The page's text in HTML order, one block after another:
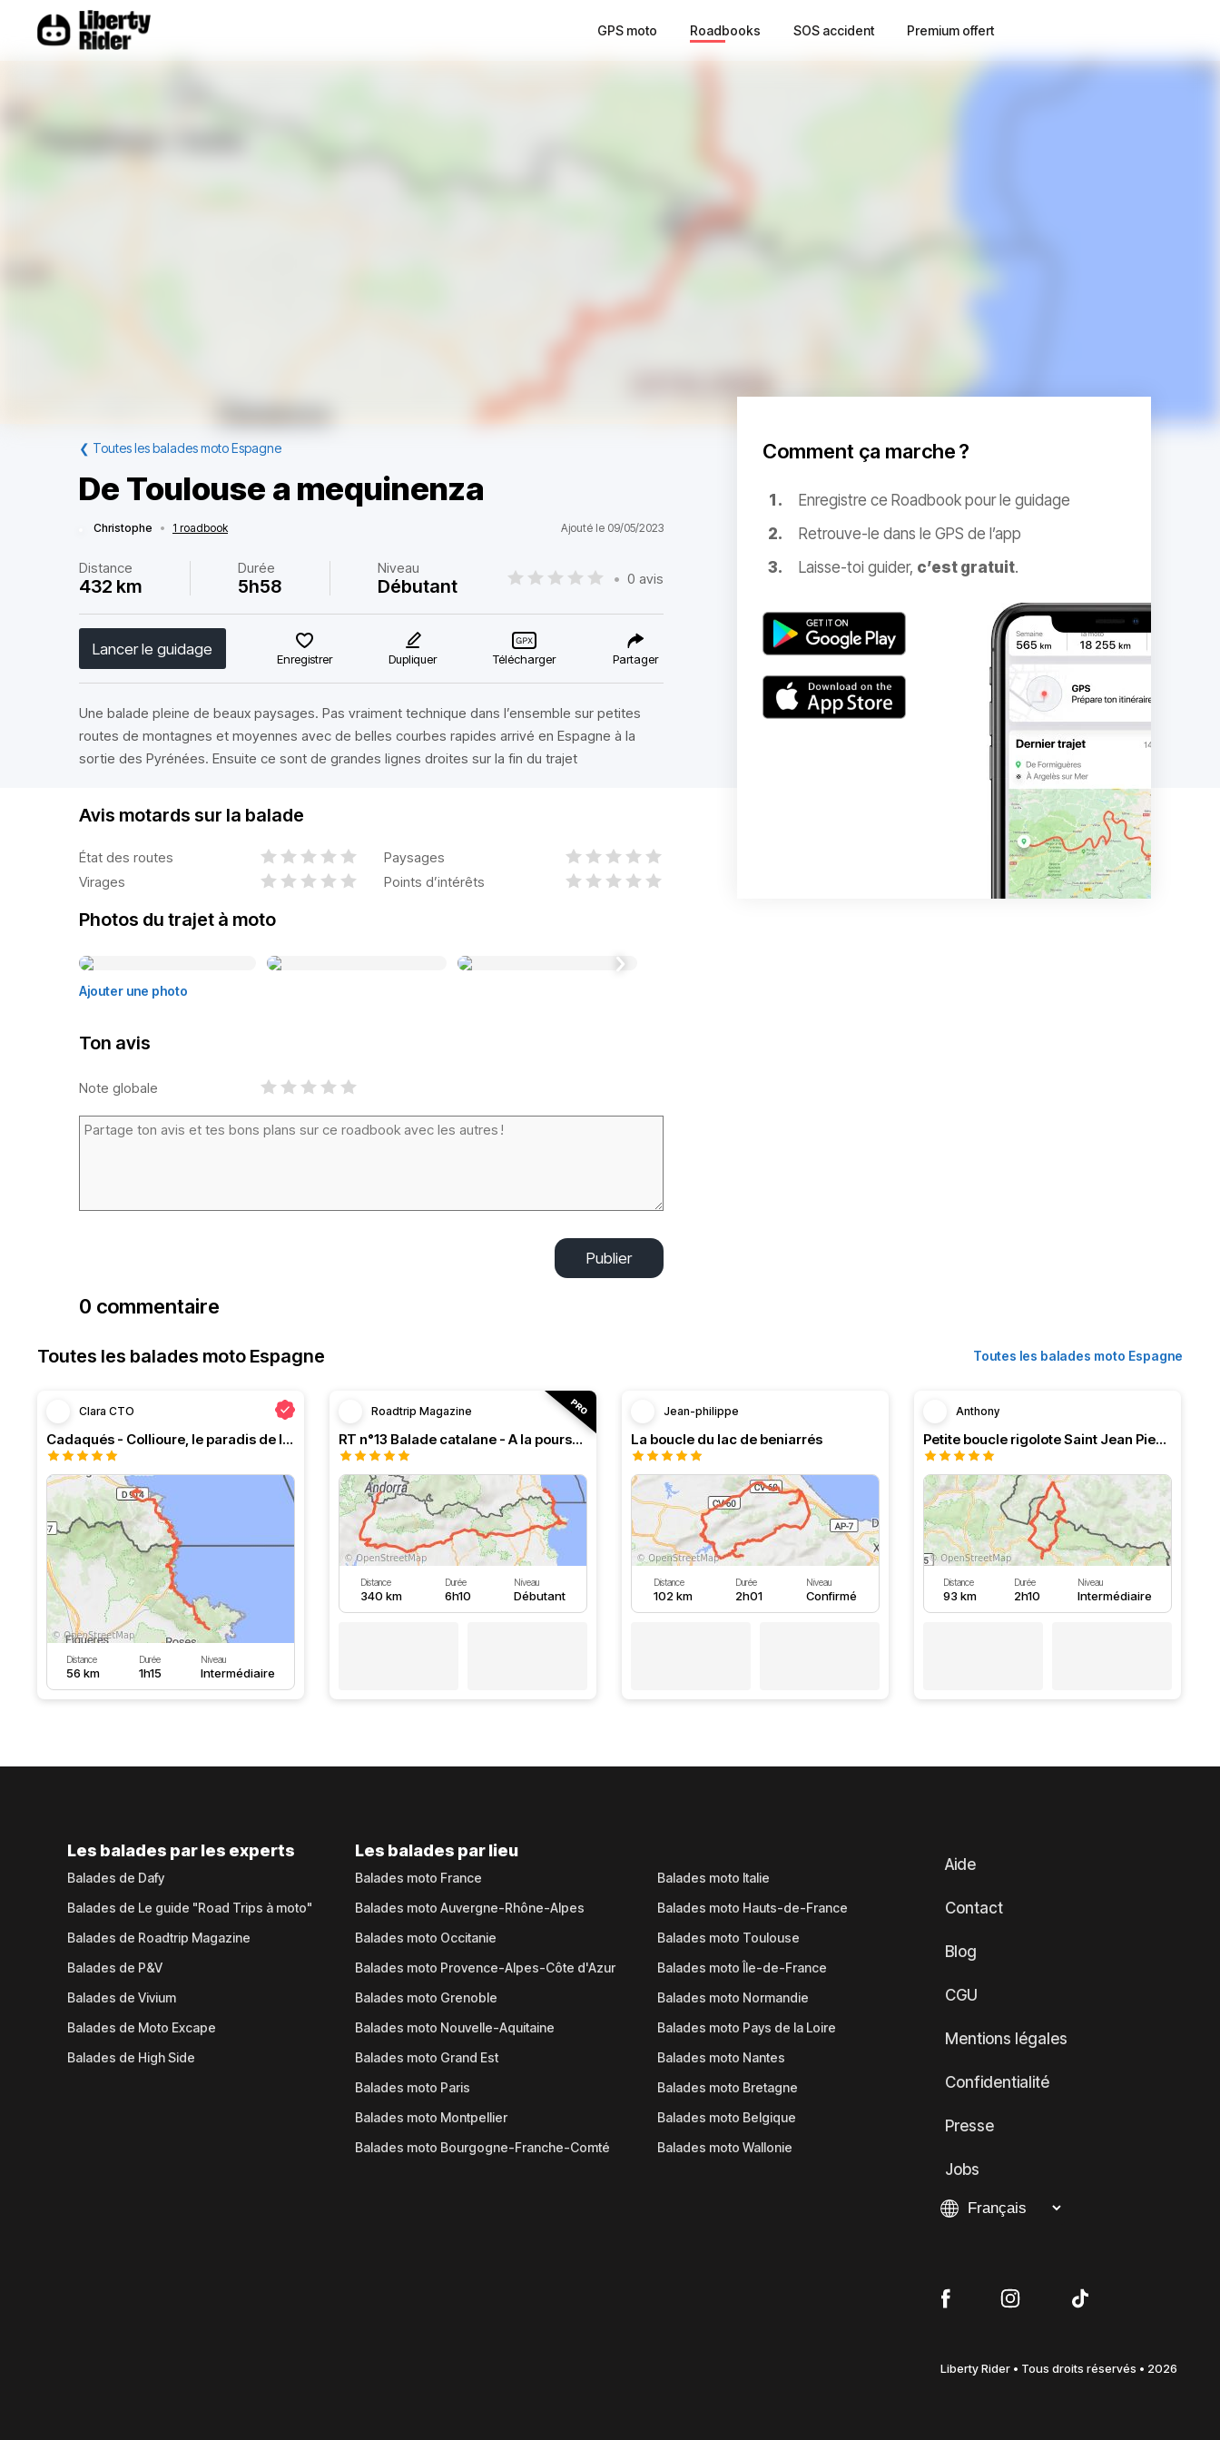
GPS moto Roadbooks SOS accident Premium offert
❮ Toutes les balades moto Espagne
De Toulouse a mequinenza
Christophe • 1 roadbook Ajouté le 09/05/2023
Distance
432 km
Durée
5h58
Niveau
Débutant • 0 avis
Lancer le guidage
Enregistrer Dupliquer Télécharger Partager
Une balade pleine de beaux paysages. Pas vraiment technique dans l’ensemble sur petites
routes de montagnes et moyennes avec de belles courbes rapides arrivé en Espagne à la
sortie des Pyrénées. Ensuite ce sont de grandes lignes droites sur la fin du trajet
Comment ça marche ?
Enregistre ce Roadbook pour le guidage
Retrouve-le dans le GPS de l’app
Laisse-toi guider, c’est gratuit.
Avis motards sur la balade
État des routes
Paysages
Virages
Points d’intérêts
Photos du trajet à moto
Ajouter une photo
Ton avis
Note globale
Publier
0 commentaire
Toutes les balades moto Espagne Toutes les balades moto Espagne
Clara CTO
Cadaqués - Collioure, le paradis de la moto
Distance
56 km
Durée
1h15
Niveau
Intermédiaire
Roadtrip Magazine
RT n°13 Balade catalane - A la poursuite de l’authentique
Distance
340 km
Durée
6h10
Niveau
Débutant
Jean-philippe
La boucle du lac de beniarrés
Distance
102 km
Durée
2h01
Niveau
Confirmé
Anthony
Petite boucle rigolote Saint Jean Pied de Port
Distance
93 km
Durée
2h10
Niveau
Intermédiaire
Les balades par les experts
Balades de Dafy
Balades de Le guide "Road Trips à moto"
Balades de Roadtrip Magazine
Balades de P&V
Balades de Vivium
Balades de Moto Excape
Balades de High Side
Les balades par lieu
Balades moto France
Balades moto Auvergne-Rhône-Alpes
Balades moto Occitanie
Balades moto Provence-Alpes-Côte d'Azur
Balades moto Grenoble
Balades moto Nouvelle-Aquitaine
Balades moto Grand Est
Balades moto Paris
Balades moto Montpellier
Balades moto Bourgogne-Franche-Comté
Balades moto Italie
Balades moto Hauts-de-France
Balades moto Toulouse
Balades moto Île-de-France
Balades moto Normandie
Balades moto Pays de la Loire
Balades moto Nantes
Balades moto Bretagne
Balades moto Belgique
Balades moto Wallonie
Aide
Contact
Blog
CGU
Mentions légales
Confidentialité
Presse
Jobs
Liberty Rider • Tous droits réservés • 2026